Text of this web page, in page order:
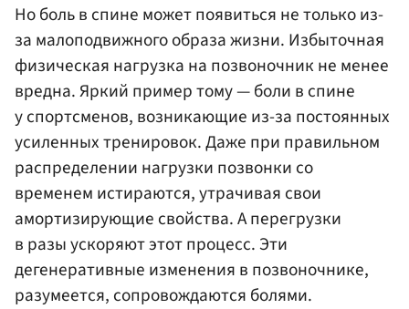
Но боль в спине может появиться не только из-
за малоподвижного образа жизни. Избыточная
физическая нагрузка на позвоночник не менее
вредна. Яркий пример тому — боли в спине
у спортсменов, возникающие из-за постоянных
усиленных тренировок. Даже при правильном
распределении нагрузки позвонки со
временем истираются, утрачивая свои
амортизирующие свойства. А перегрузки
в разы ускоряют этот процесс. Эти
дегенеративные изменения в позвоночнике,
разумеется, сопровождаются болями.